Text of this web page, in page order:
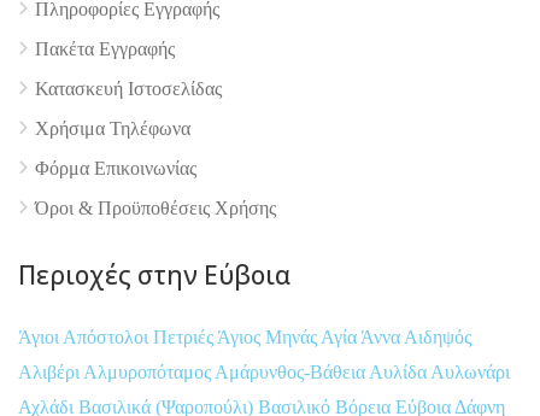
Πληροφορίες Εγγραφής
Πακέτα Εγγραφής
Κατασκευή Ιστοσελίδας
Χρήσιμα Τηλέφωνα
Φόρμα Επικοινωνίας
Όροι & Προϋποθέσεις Xρήσης
Περιοχές στην Εύβοια
Άγιοι Απόστολοι Πετριές Άγιος Μηνάς Αγία Άννα Αιδηψός
Αλιβέρι Αλμυροπόταμος Αμάρυνθος-Βάθεια Αυλίδα Αυλωνάρι
Αχλάδι Βασιλικά (Ψαροπούλι) Βασιλικό Βόρεια Εύβοια Δάφνη